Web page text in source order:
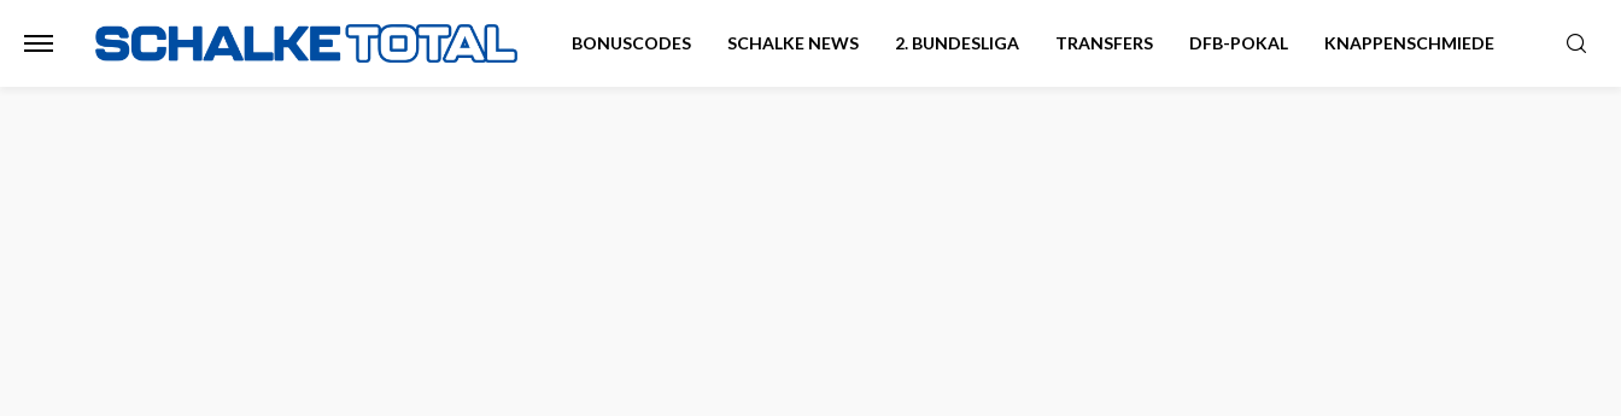
BONUSCODES SCHALKE NEWS 2. BUNDESLIGA TRANSFERS DFB-POKAL KNAPPENSCHMIEDE